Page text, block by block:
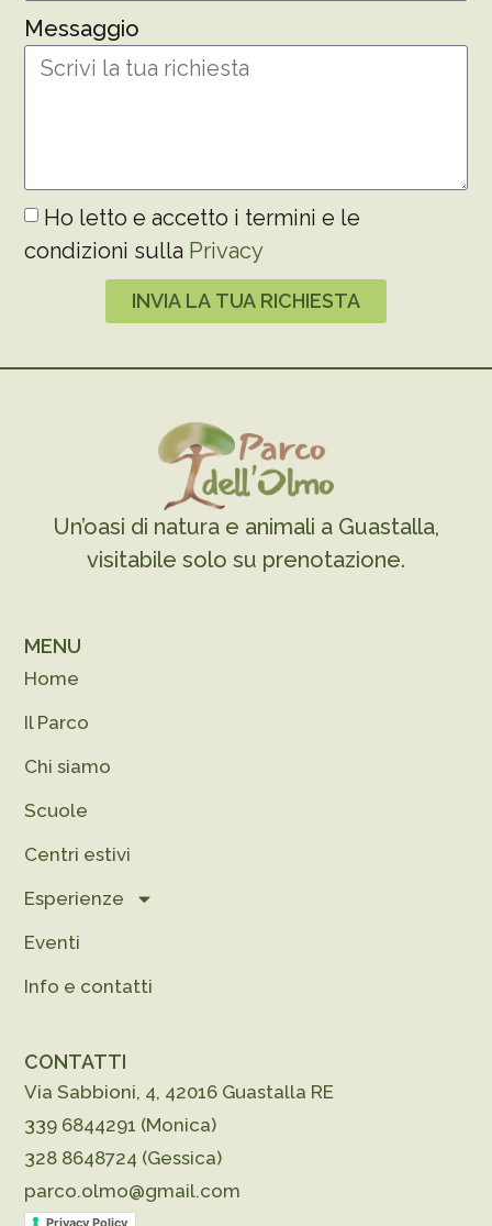
Messaggio
Ho letto e accetto i termini e le
condizioni sulla Privacy
INVIA LA TUA RICHIESTA
Un’oasi di natura e animali a Guastalla,
visitabile solo su prenotazione.
MENU
Home
Il Parco
Chi siamo
Scuole
Centri estivi
Esperienze
Eventi
Info e contatti
CONTATTI
Via Sabbioni, 4, 42016 Guastalla RE
339 6844291 (Monica)
328 8648724 (Gessica)
parco.olmo@gmail.com
Privacy Policy